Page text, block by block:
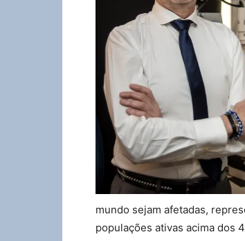
mundo sejam afetadas,
populações ativas acima dos